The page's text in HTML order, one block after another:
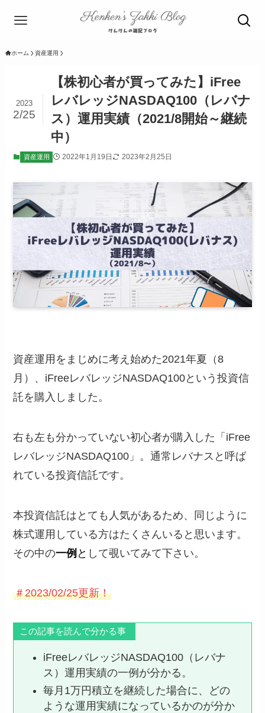
ホーム 資産運用
【株初心者が買ってみた】iFree
レバレッジNASDAQ100（レバナ
ス）運用実績（2021/8開始～継続
中）
2023
2/25
資産運用 2022年1月19日 2023年2月25日
資産運用をまじめに考え始めた2021年夏（8
月）、iFreeレバレッジNASDAQ100という投資信
託を購入しました。
右も左も分かっていない初心者が購入した「iFree
レバレッジNASDAQ100」。通常レバナスと呼ば
れている投資信託です。
本投資信託はとても人気があるため、同じように
株式運用している方はたくさんいると思います。
その中の一例 と して覗いてみて下さい。
＃2023/02/25更新！
この記事を読んで分かる事
iFreeレバレッジNASDAQ100（レバナ
ス）運用実績の一例が分かる。
毎月1万円積立を継続した場合に、どの
ような運用実績になっているかのが分か